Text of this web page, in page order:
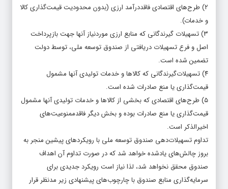
۲) طرح‌های اقتصادی فاقد‌درآمد ارزی (بدون محدودیت قیمت‌گذاری کالا
و خدمات).
۳) تسهیلات گیرندگانی که منابع ارزی موردنیاز آنها جهت بازپرداخت
اصل و فرع تسهیلات دریافتی از صندوق توسعه ملی، توسط دولت
تضمین شده است.
۴) تسهیلات‌گیرندگانی که کالاها و خدمات تولیدی آنها مشمول
قیمت‌گذاری یا منع صادرات شده است.
۵) طرح‌های اقتصادی که بخشی از کالاها و خدمات تولیدی آنها مشمول
قیمت‌گذاری یا منع صادرات بوده و بخش دیگر فاقد‌ممنوعیت‌‌‌‌های
اخیرالذکر است.
تداوم تسهیلات‌‌‌‌دهی صندوق توسعه ملی با رویکردهای پیشین منجر به
بروز چالش‌های یادشده خواهد شد که در صورت تداوم آن اهداف
صندوق محقق نخواهد شد، لذا نیاز است رویکرد جدیدی برای
سرمایه‌گذاری منابع صندوق با چارچوب‌های پیشنهادی زیر مد‌نظر قرار